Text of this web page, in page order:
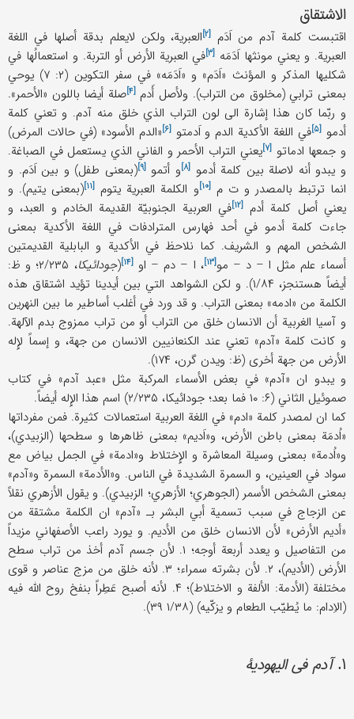
الاشتقاق
اقتبست کلمة آدم مناَدَم [۲] العبریة، ولکن لایعلم بدقة أصلها في اللغة
العبریة. و یعني مونثهااَدَمَه [۳] في العبریة الأرض أو التربة. و استعمالُها في
شکلیها المذکر و المؤنث «اَدَم» و «اَدَمَه» في سفر التکوین (۲: ۷) یوحي
بمعنی ترابي (مخلوق من التراب). ولأصل أَدم[۴] صلة أیضا باللون «الأحمر».
و ربّما کان هذا إشارة الی لون التراب الذي خلق منه آدم. و تعني کلمة
أدمو [۵] في اللغة الأکدیة الدم واَدمتو[۶] «الدم الأسود» (في حالات المرض)
و جمعها ادماتو[۷] یعني التراب الأحمر و الفاني الذي یستعمل في الصباغة.
و یبدو أنه لاصلة بین کلمةأدمو [۸] و أتمو[۹] (بمعنی طفل) و بین اَدَم. و
انما ترتبط بالمصدر وت م[۱۰] و الکلمة العبریة یتوم [۱۱]
(بمعنی یتیم). و
یعني أصل کلمة أدم[۱۲]
في العربیة الجنوبیّة القدیمة الخادم و العبد، و
جاءت کلمة أدمو في أحد فهارس المترادفات في اللغة الأکدیة بمعنی
الشخص المهم و الشریف. کما نلاحظ في الأکدیة و البابلیة القدیمتین
أسماء علم مثل ا – د – مو[۱۳] ، ا – دم – او[۱۴] (جودائیکا
، ۲/۲۳۵؛ و ظ:
أیضاً هستنجز، ۱/۸۴). و لکن الشواهد التي بین أیدینا تؤید اشتقاق هذه
الکلمة من «ادمه» بمعنی التراب. و قد ورد في أغلب أساطیر ما بین النهرین
و آسیا الغربیة أن الانسان خلق من التراب أو من تراب ممزوج بدم الآلهة.
و کانت کلمة «آدم» تعني عند الکنعانیین الانسان من جهة، و إسماً لإِله
الأرض من جهة أخری (ظ: ویدن گرن، ۱۷۴).
و یبدو ان «آدم» في بعض الأسماء المرکبة مثل «عبد آدم» في کتاب
صموئیل الثاني (۶: ۱۰ فما بعد؛ جودائیکا، ۲/۲۳۵) اسم هذا الإِله أیضاً.
کما ان لمصدر کلمة «ادم» في اللغة العربیة استعمالات کثیرة. فمن مفرداتها
«اُدمَة بمعنی باطن الأرض، و«اَدیم» بمعنی ظاهرها و سطحها (الزبیدي)،
و«اُدمة» بمعنی وسیلة المعاشرة و الإِختلاط و«ادمة» في الجمل بیاض مع
سواد في العینین، و السمرة الشدیدة في الناس. و«الأدمة» السمرة و«آدم»
بمعنی الشخص الأسمر (الجوهري؛ الأزهري؛ الزبیدي). و یقول الأزهري نقلاً
عن الزجاج في سبب تسمیة أبي البشر بـ «آدم» ان الکلمة مشتقة من
«أدیم الأرض» لأن الانسان خلق من الأدیم. و یورد راعب الأصفهاني مزیداً
من التفاصیل و یعدد أربعة أوجه؛ ۱. لأن جسم آدم أخذ من تراب سطح
الأرض (الأدیم)، ۲. لأن بشرته سمراء؛ ۳. لأنه خلق من مزج عناصر و قوی
مختلفة (الأدمة: الألفة و الاختلاط)؛ ۴. لأنه أصبح عَطِراً بنفخ روح اللَّه فیه
(الاِدام: ما یُطیّب الطعام و یزکّیه) (۱/۳۸ ۳۹).
۱. آدم في الیهودیة